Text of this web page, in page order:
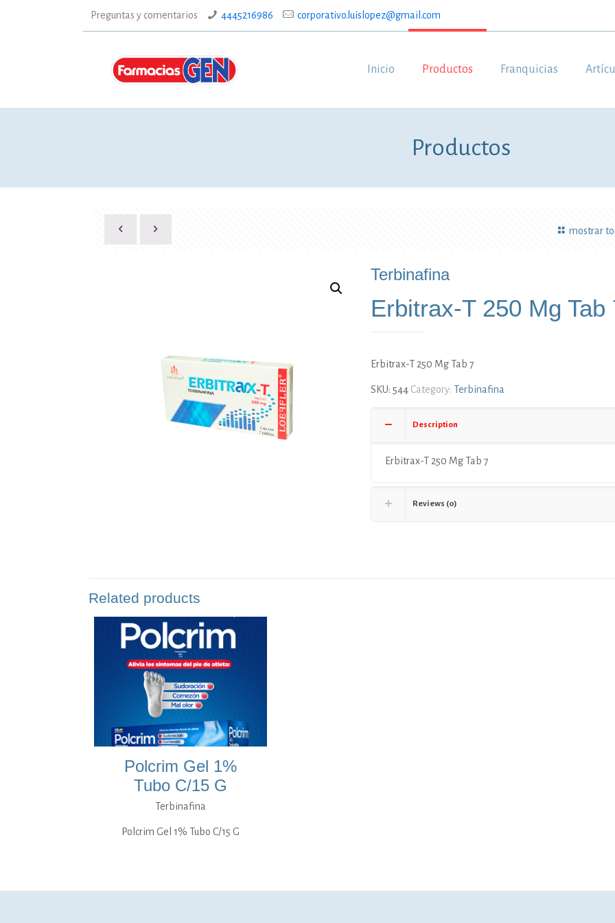
Preguntas y comentarios 4445216986 corporativo.luislopez@gmail.com
Inicio Productos Franquicias
Productos
mostrar
Terbinafina
Erbitrax-T 250 Mg Tab
Erbitrax-T 250 Mg Tab 7
SKU: 544 Category: Terbinafina
Description
Erbitrax-T 250 Mg Tab 7
Reviews (0)
Related products
Polcrim Gel 1%
Tubo C/15 G
Terbinafina
Polcrim Gel 1% Tubo C/15 G